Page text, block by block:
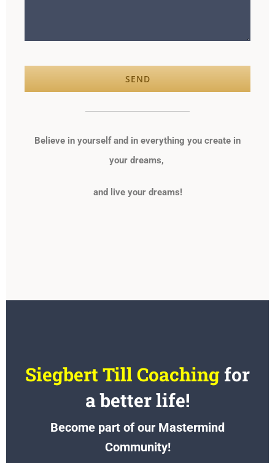
Believe in yourself and in everything you create in
your dreams,
and live your dreams!
Siegbert Till Coachingfor
a better life!
Become part of our Mastermind
Community!